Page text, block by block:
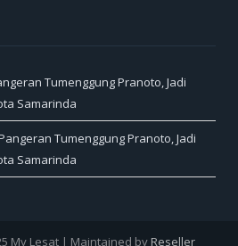
Tumenggung Pranoto, Jadi
Samarinda
Tumenggung Pranoto, Jadi
Samarinda
My Lesat | Maintained by Reseller